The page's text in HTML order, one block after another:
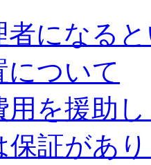
者になる
について
用を援助
保証があ